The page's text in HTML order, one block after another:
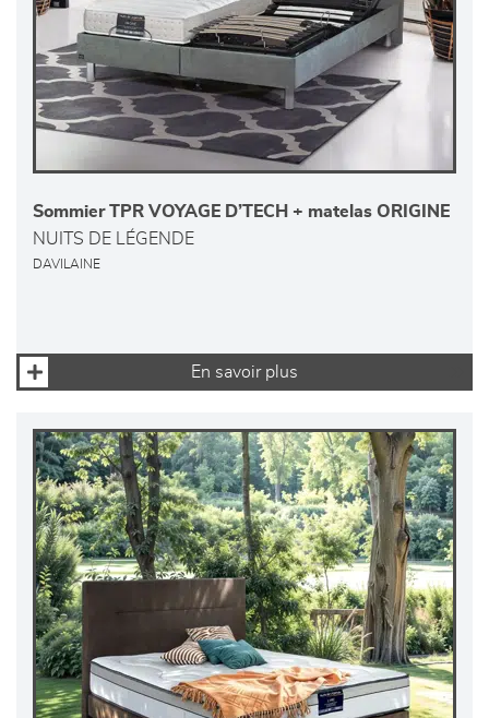
Sommier TPR VOYAGE D’TECH + matelas ORIGINE
NUITS DE LÉGENDE
DAVILAINE
En savoir plus